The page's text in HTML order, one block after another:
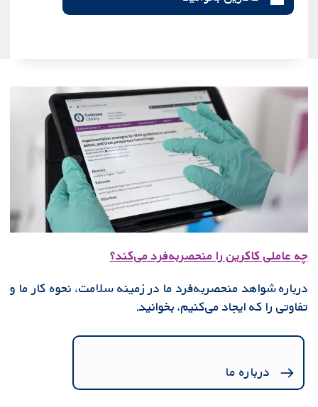
چه عاملی کاکرین را منحصربه‌فرد می‌کند؟
درباره شواهد منحصربه‌فرد ما در زمینه سلامت، نحوه کار ما و
تفاوتی را که ایجاد می‌کنیم، بخوانید.
درباره ما